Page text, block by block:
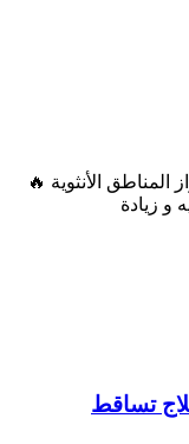
المناطق الأنثوية 🔥
-علاج تساقط